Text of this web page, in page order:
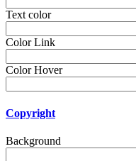
Text color
Color Link
Color Hover
Copyright
Background